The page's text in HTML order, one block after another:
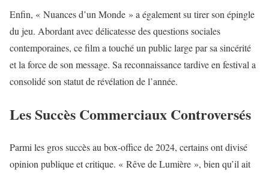
Enfin, « Nuances d’un Monde » a également su tirer son épingle
du jeu. Abordant avec délicatesse des questions sociales
contemporaines, ce film a touché un public large par sa sincérité
et la force de son message. Sa reconnaissance tardive en festival a
consolidé son statut de révélation de l’année.
Les Succès Commerciaux Controversés
Parmi les gros succès au box-office de 2024, certains ont divisé
opinion publique et critique. « Rêve de Lumière », bien qu’il ait